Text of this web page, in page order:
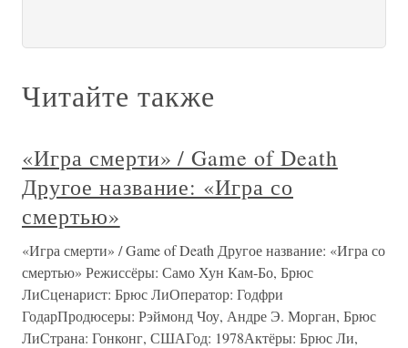
Читайте также
«Игра смерти» / Game of Death
Другое название: «Игра со
смертью»
«Игра смерти» / Game of Death Другое название: «Игра со
смертью» Режиссёры: Само Хун Кам-Бо, Брюс
ЛиСценарист: Брюс ЛиОператор: Годфри
ГодарПродюсеры: Рэймонд Чоу, Андре Э. Морган, Брюс
ЛиСтрана: Гонконг, СШАГод: 1978Актёры: Брюс Ли,